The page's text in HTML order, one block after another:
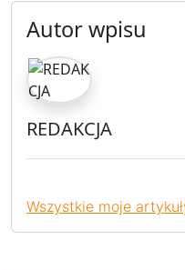
Autor wpisu
REDAKCJA
Wszystkie moje